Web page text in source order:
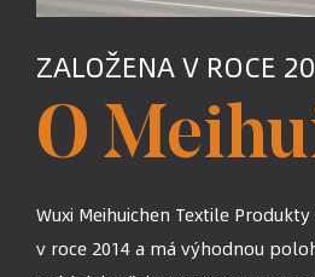
ZALOŽENA V ROCE
O
Wuxi Meihuichen Textile
v roce 2014 a má výhodnou